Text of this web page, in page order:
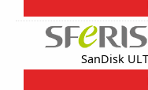
SanDisk